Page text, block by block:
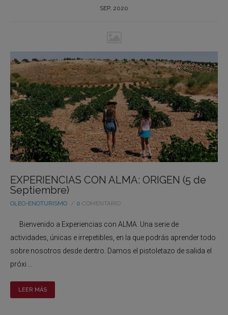
SEP, 2020
EXPERIENCIAS CON ALMA: ORIGEN (5 de
Septiembre)
OLEO-ENOTURISMO 0 COMENTARIO
Bienvenido a Experiencias con ALMA. Una serie de
actividades, únicas e irrepetibles, en la que podrás aprender todo
sobre nosotros desde dentro. Damos el pistoletazo de salida el
próxi ...
LEER MÁS